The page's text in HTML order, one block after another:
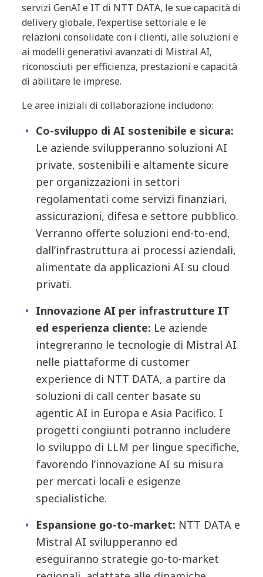
servizi GenAI e IT di NTT DATA, le sue capacità di
delivery globale, l’expertise settoriale e le
relazioni consolidate con i clienti, alle soluzioni e
ai modelli generativi avanzati di Mistral AI,
riconosciuti per efficienza, prestazioni e capacità
di abilitare le imprese.
Le aree iniziali di collaborazione includono:
Co-sviluppo di AI sostenibile e sicura:
Le aziende svilupperanno soluzioni AI
private, sostenibili e altamente sicure
per organizzazioni in settori
regolamentati come servizi finanziari,
assicurazioni, difesa e settore pubblico.
Verranno offerte soluzioni end-to-end,
dall’infrastruttura ai processi aziendali,
alimentate da applicazioni AI su cloud
privati.
Innovazione AI per infrastrutture IT
ed esperienza cliente: Le aziende
integreranno le tecnologie di Mistral AI
nelle piattaforme di customer
experience di NTT DATA, a partire da
soluzioni di call center basate su
agentic AI in Europa e Asia Pacifico. I
progetti congiunti potranno includere
lo sviluppo di LLM per lingue specifiche,
favorendo l’innovazione AI su misura
per mercati locali e esigenze
specialistiche.
Espansione go-to-market: NTT DATA e
Mistral AI svilupperanno ed
eseguiranno strategie go-to-market